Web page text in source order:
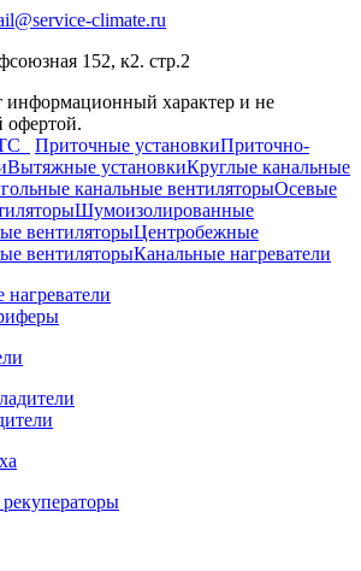
climate.ru
152, к2. стр.2
информационный характер и не
офертой.
Приточные установкиПриточно-
Вытяжные установкиКруглые канальные
канальные вентиляторыОсевые
Шумоизолированные
вентиляторыЦентробежные
вентиляторыКанальные нагреватели
нагреватели